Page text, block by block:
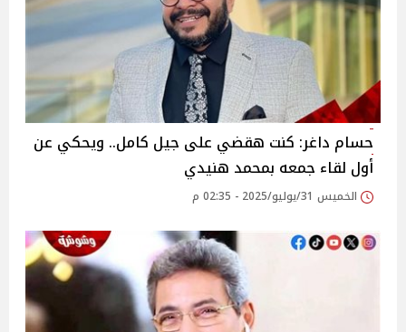
حسام داغر: كنت هقضي على جيل كامل.. ويحكي عن
أول لقاء جمعه بمحمد هنيدي‎
الخميس 31/يوليو/2025 - 02:35 م